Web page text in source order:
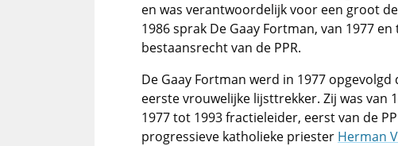
en was verantwoordelijk voor een groot
1986 sprak De Gaay Fortman, van 1977
bestaansrecht van de PPR.
De Gaay Fortman werd in 1977 opgevolgd
eerste vrouwelijke lijsttrekker. Zij was van
1977 tot 1993 fractieleider, eerst van de
progressieve katholieke priester Herman